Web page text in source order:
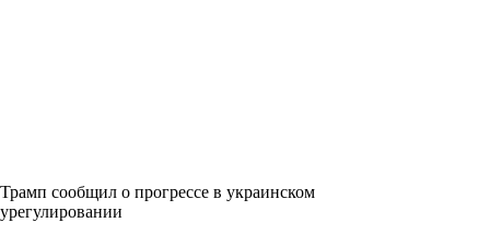
Трамп сообщил о прогрессе в украинском
урегулировании